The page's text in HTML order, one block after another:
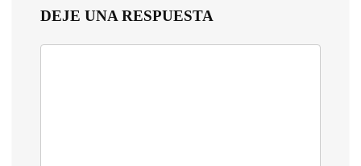
DEJE UNA RESPUESTA